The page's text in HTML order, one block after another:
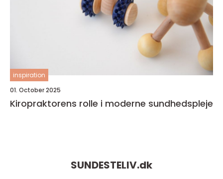
inspiration
01. October 2025
Kiropraktorens rolle i moderne sundhedspleje
SUNDESTELIV.dk